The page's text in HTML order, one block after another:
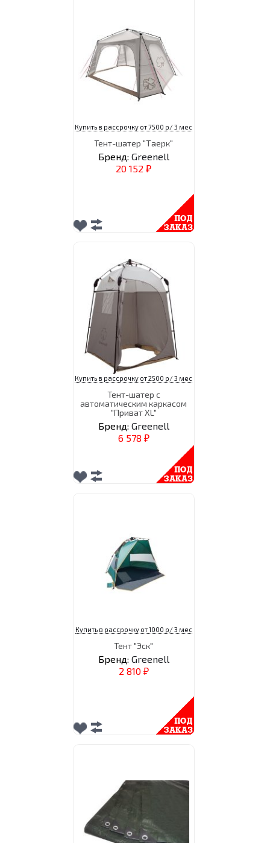
Купить в рассрочку от 7500 р/ 3 мес
Тент-шатер "Таерк"
Бренд: Greenell
20 152 ₽
Купить в рассрочку от 2500 р/ 3 мес
Тент-шатер с
автоматическим каркасом
"Приват XL"
Бренд: Greenell
6 578 ₽
Купить в рассрочку от 1000 р/ 3 мес
Тент "Эск"
Бренд: Greenell
2 810 ₽